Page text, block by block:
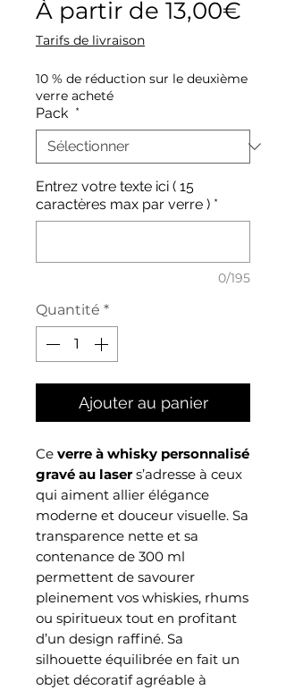
À partir de 13,00€
Tarifs de livraison
10 % de réduction sur le deuxième
verre acheté
Pack *
Entrez votre texte ici ( 15
caractères max par verre ) *
0/195
Quantité *
Ajouter au panier
Ce verre à whisky personnalisé
gravé au lasers’adresse à ceux
qui aiment allier élégance
moderne et douceur visuelle. Sa
transparence nette et sa
contenance de 300 ml
permettent de savourer
pleinement vos whiskies, rhums
ou spiritueux tout en profitant
d’un design raffiné. Sa
silhouette équilibrée en fait un
objet décoratif agréable à